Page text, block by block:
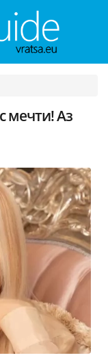
мечти! Аз